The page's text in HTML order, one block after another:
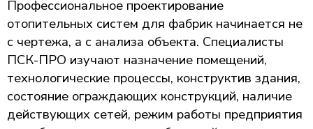
Профессиональное проектирование
отопительных систем для фабрик начинается не
с чертежа, а с анализа объекта. Специалисты
ПСК-ПРО изучают назначение помещений,
технологические процессы, конструктив здания,
состояние ограждающих конструкций, наличие
действующих сетей, режим работы предприятия